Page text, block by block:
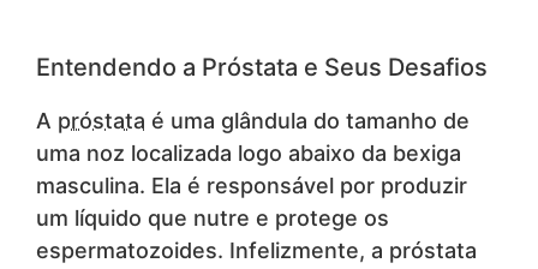
Entendendo a Próstata e Seus Desafios
A próstata é uma glândula do tamanho de
uma noz localizada logo abaixo da bexiga
masculina. Ela é responsável por produzir
um líquido que nutre e protege os
espermatozoides. Infelizmente, a próstata